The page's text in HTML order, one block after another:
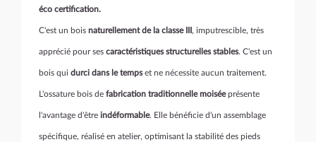
éco certification.
C'est un bois naturellement de la classe III , imputrescible, très
apprécié pour ses caractéristiques structurelles stables. C'est un
bois qui durci dans le tempset ne nécessite aucun traitement.
L'ossature bois de fabrication traditionnelle moiséeprésente
l'avantage d'être indéformable. Elle bénéficie d'un assemblage
spécifique, réalisé en atelier, optimisant la stabilité des pieds